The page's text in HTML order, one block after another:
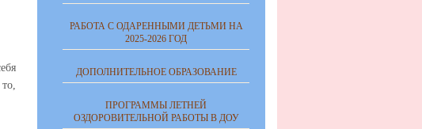
РАБОТА С ОДАРЕННЫМИ ДЕТЬМИ НА
2025-2026 ГОД
ДОПОЛНИТЕЛЬНОЕ ОБРАЗОВАНИЕ
ПРОГРАММЫ ЛЕТНЕЙ
ОЗДОРОВИТЕЛЬНОЙ РАБОТЫ В ДОУ